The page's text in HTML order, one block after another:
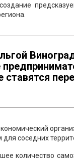
соседних
количество